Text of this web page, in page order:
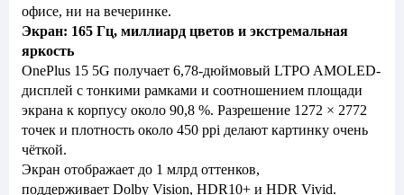
офисе, ни на вечеринке.
Экран: 165 Гц, миллиард цветов и экстремальная
яркость
OnePlus 15 5G получает 6,78-дюймовый LTPO AMOLED-
дисплей с тонкими рамками и соотношением площади
экрана к корпусу около 90,8 %. Разрешение 1272 × 2772
точек и плотность около 450 ppi делают картинку очень
чёткой.
Экран отображает до 1 млрд оттенков,
поддерживает Dolby Vision, HDR10+ и HDR Vivid.